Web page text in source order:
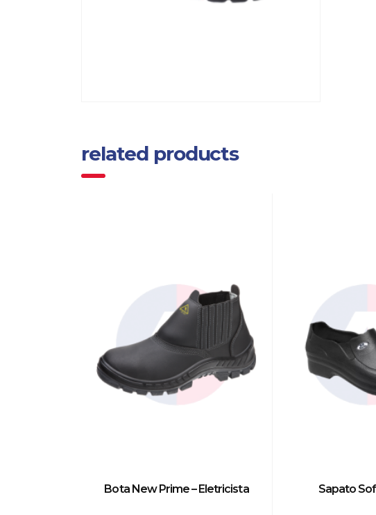
related products
Bota New Prime – Eletricista Sapato